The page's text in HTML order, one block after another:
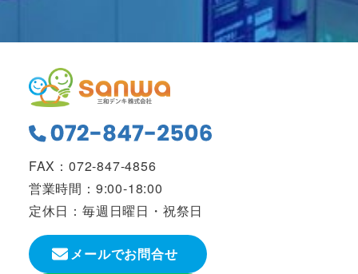
FAX：072-847-4856
営業時間：9:00-18:00
定休日：毎週日曜日・祝祭日
メールでお問合せ